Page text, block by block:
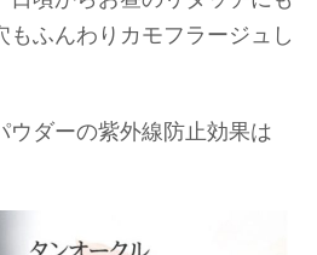
もふんわりカモフラージュし
ウダーの紫外線防止効果は